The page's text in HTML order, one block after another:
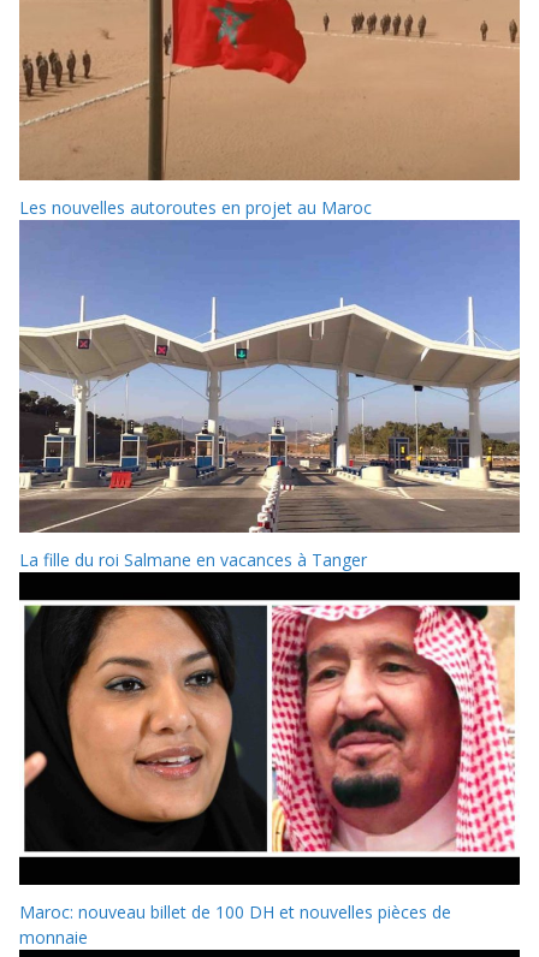
Les nouvelles autoroutes en projet au Maroc
La fille du roi Salmane en vacances à Tanger
Maroc: nouveau billet de 100 DH et nouvelles pièces de
monnaie